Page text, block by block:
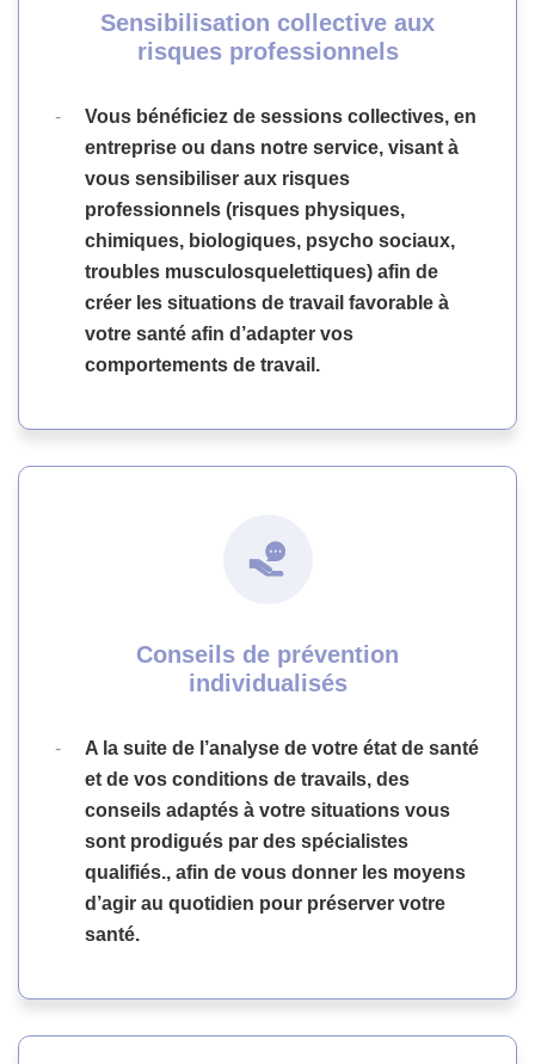
Sensibilisation collective aux
risques professionnels
Vous bénéficiez de sessions collectives, en
entreprise ou dans notre service, visant à
vous sensibiliser aux risques
professionnels (risques physiques,
chimiques, biologiques, psycho sociaux,
troubles musculosquelettiques) afin de
créer les situations de travail favorable à
votre santé afin d’adapter vos
comportements de travail.
Conseils de prévention
individualisés
A la suite de l’analyse de votre état de santé
et de vos conditions de travails, des
conseils adaptés à votre situations vous
sont prodigués par des spécialistes
qualifiés., afin de vous donner les moyens
d’agir au quotidien pour préserver votre
santé.